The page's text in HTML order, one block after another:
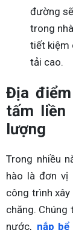
đường
trong
tiết kiệm
tải cao.
Địa
tấm liền
lượng
Trong nhiều
hào là đơn vị
công trình
chăng. Chúng
nước, nắp bể